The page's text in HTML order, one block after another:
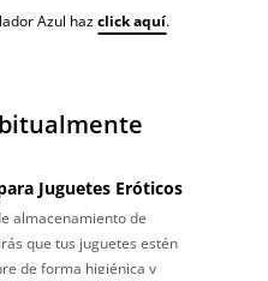
Azul hazclick aquí.
Juguetes Eróticos
almacenamiento de
que tus juguetes estén
de forma higiénica y